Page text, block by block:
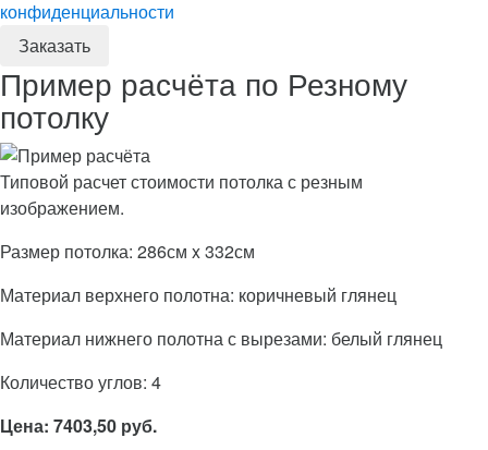
конфиденциальности
Пример расчёта по Резному
потолку
Типовой расчет стоимости потолка с резным
изображением.
Размер потолка: 286см x 332см
Материал верхнего полотна: коричневый глянец
Материал нижнего полотна с вырезами: белый глянец
Количество углов: 4
Цена: 7403,50 руб.